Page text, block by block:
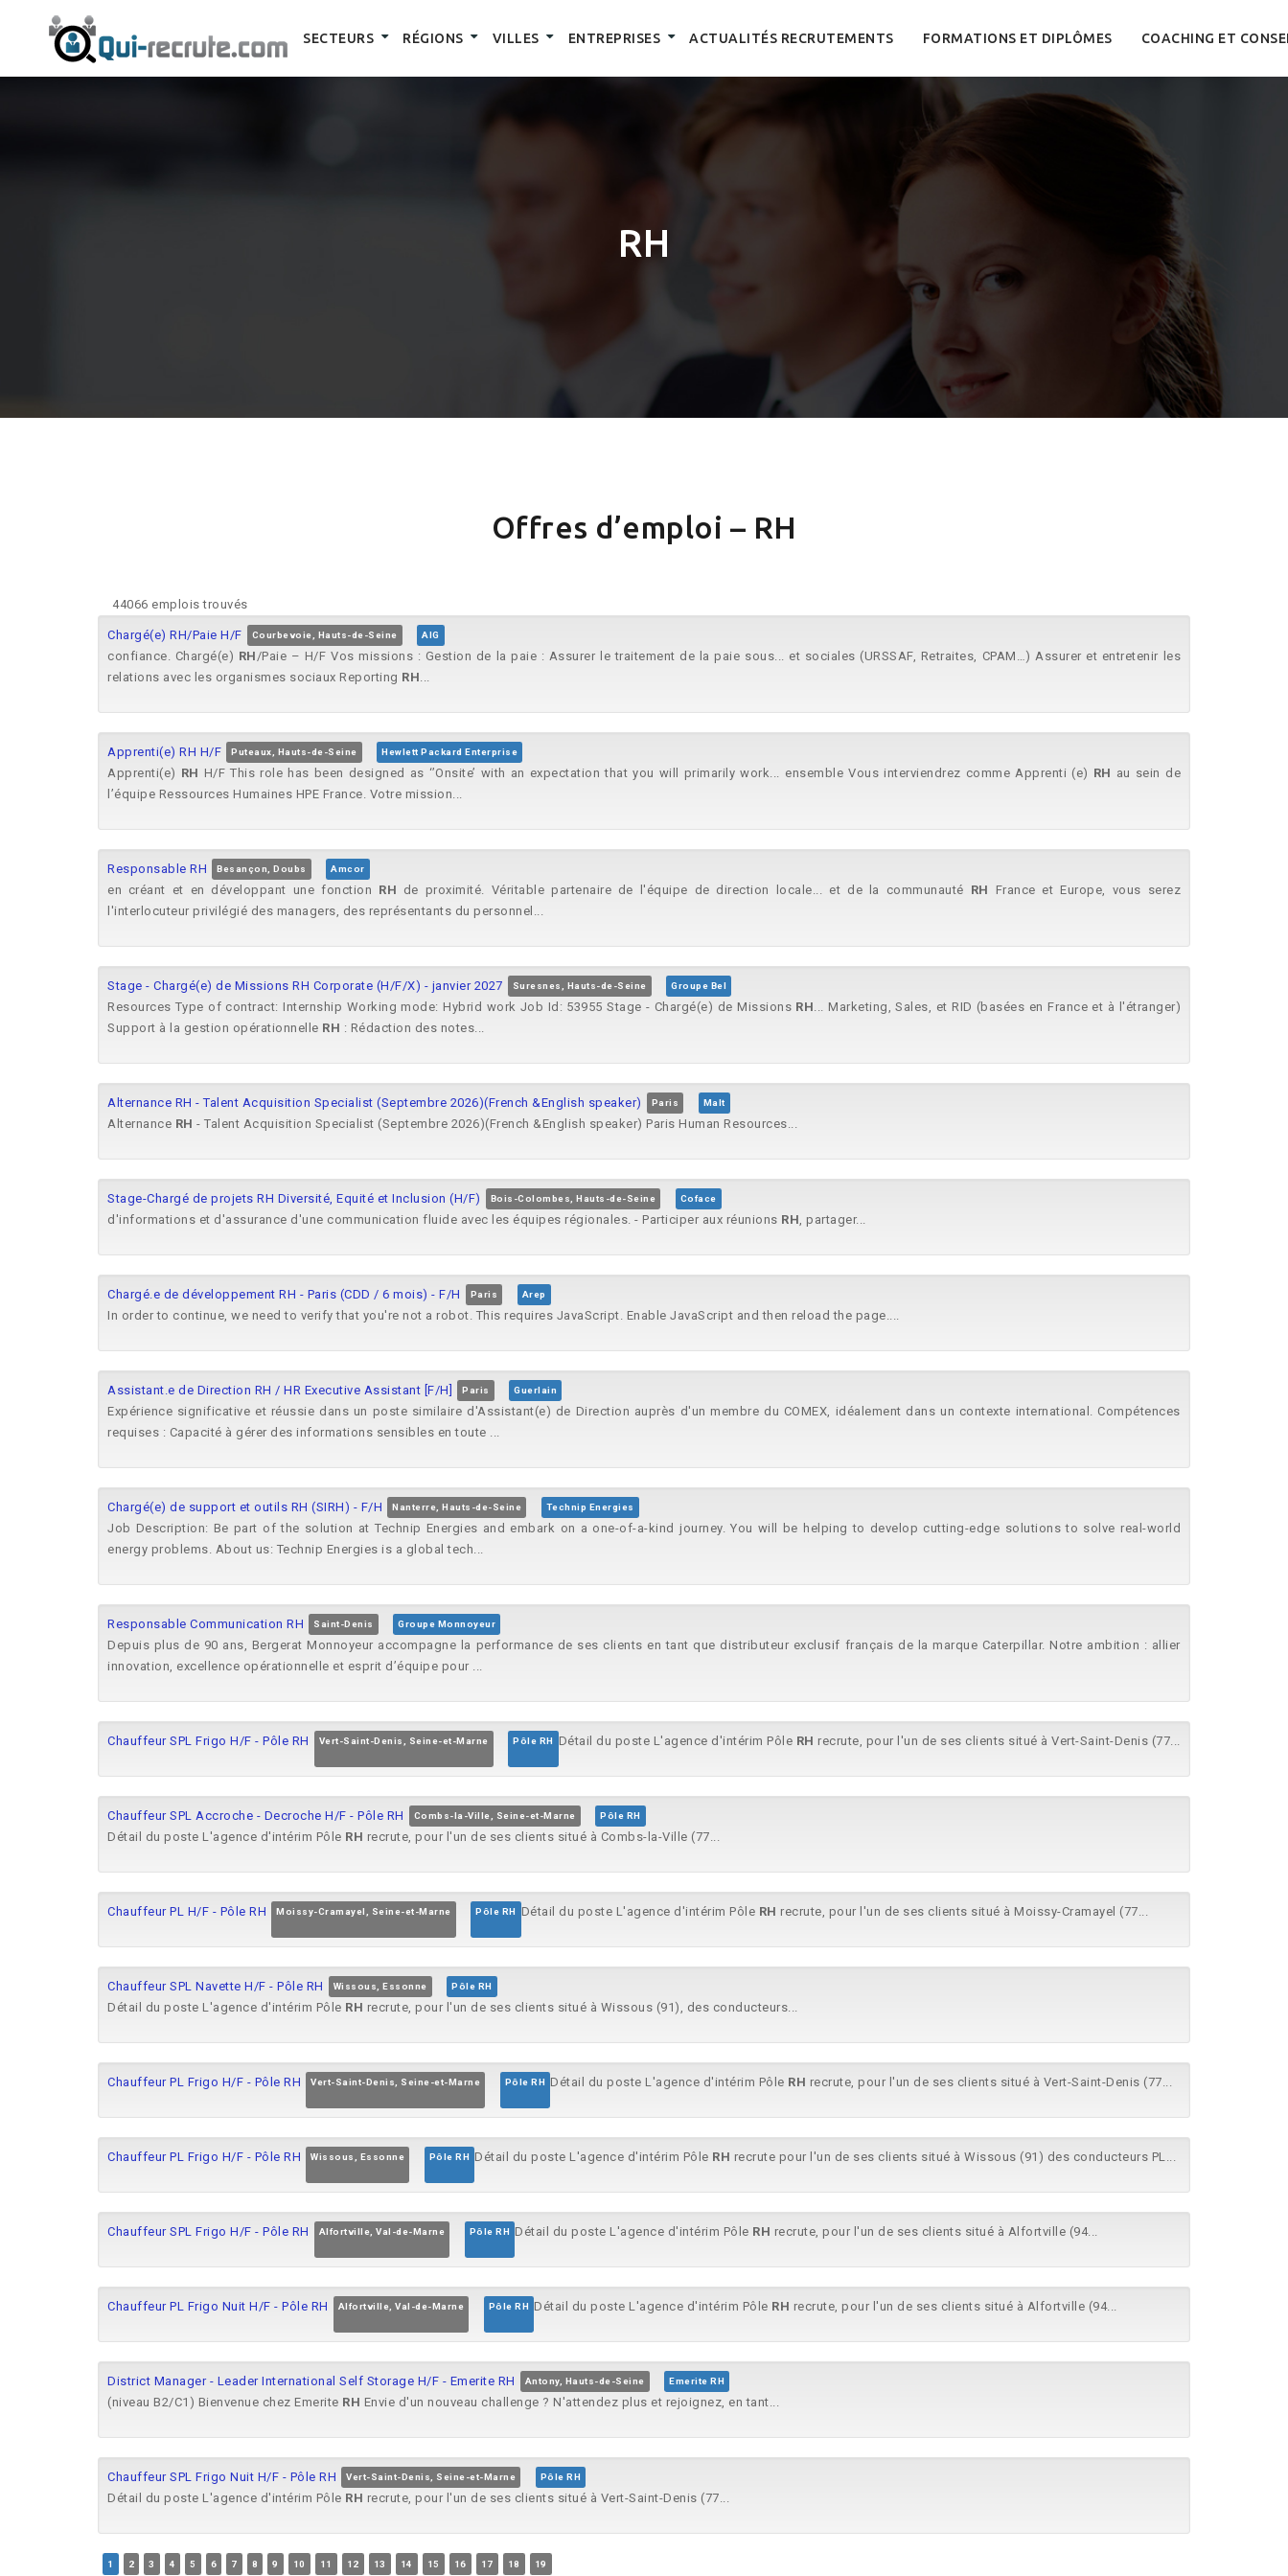
SECTEURS RÉGIONS VILLES ENTREPRISES ACTUALITÉS RECRUTEMENTS FORMATIONS ET DIPLÔMES COACHING ET
RH
Offres d’emploi – RH
44066 emplois trouvés
Chargé(e) RH/Paie H/F Courbevoie, Hauts-de-Seine AIG
confiance. Chargé(e) RH/Paie – H/F Vos missions : Gestion de la paie : Assurer le traitement de la paie sous... et sociales (URSSAF, Retraites, CPAM…) Assurer et entretenir les
relations avec les organismes sociaux Reporting RH...
Apprenti(e) RH H/F Puteaux, Hauts-de-Seine Hewlett Packard Enterprise
Apprenti(e) RH H/F This role has been designed as ‘’Onsite’ with an expectation that you will primarily work... ensemble Vous interviendrez comme Apprenti (e) RH au sein de
l’équipe Ressources Humaines HPE France. Votre mission...
Responsable RH Besançon, Doubs Amcor
en créant et en développant une fonction RH de proximité. Véritable partenaire de l'équipe de direction locale... et de la communauté RH
France et Europe, vous serez
l'interlocuteur privilégié des managers, des représentants du personnel...
Stage - Chargé(e) de Missions RH Corporate (H/F/X) - janvier 2027 Suresnes, Hauts-de-Seine Groupe Bel
Resources Type of contract: Internship Working mode: Hybrid work Job Id: 53955 Stage - Chargé(e) de Missions RH... Marketing, Sales, et RID (basées en France et à l'étranger)
Support à la gestion opérationnelle RH : Rédaction des notes...
Alternance RH - Talent Acquisition Specialist (Septembre 2026)(French &English speaker) Paris Malt
Alternance RH - Talent Acquisition Specialist (Septembre 2026)(French &English speaker) Paris Human Resources...
Stage-Chargé de projets RH Diversité, Equité et Inclusion (H/F) Bois-Colombes, Hauts-de-Seine Coface
d'informations et d'assurance d'une communication fluide avec les équipes régionales. - Participer aux réunions RH, partager...
Chargé.e de développement RH - Paris (CDD / 6 mois) - F/H Paris Arep
In order to continue, we need to verify that you're not a robot. This requires JavaScript. Enable JavaScript and then reload the page....
Assistant.e de Direction RH / HR Executive Assistant [F/H] Paris Guerlain
Expérience significative et réussie dans un poste similaire d'Assistant(e) de Direction auprès d'un membre du COMEX, idéalement dans un contexte international. Compétences
requises : Capacité à gérer des informations sensibles en toute ...
Chargé(e) de support et outils RH (SIRH) - F/H Nanterre, Hauts-de-Seine Technip Energies
Job Description: Be part of the solution at Technip Energies and embark on a one-of-a-kind journey. You will be helping to develop cutting-edge solutions to solve real-world
energy problems. About us: Technip Energies is a global tech...
Responsable Communication RH Saint-Denis Groupe Monnoyeur
Depuis plus de 90 ans, Bergerat Monnoyeur accompagne la performance de ses clients en tant que distributeur exclusif français de la marque Caterpillar. Notre ambition : allier
innovation, excellence opérationnelle et esprit d’équipe pour ...
Chauffeur SPL Frigo H/F - Pôle RH Vert-Saint-Denis, Seine-et-Marne Pôle RH Détail du poste L'agence d'intérim Pôle RH recrute, pour l'un de ses clients situé à Vert-Saint-Denis (77...
Chauffeur SPL Accroche - Decroche H/F - Pôle RH Combs-la-Ville, Seine-et-Marne Pôle RH
Détail du poste L'agence d'intérim Pôle RH recrute, pour l'un de ses clients situé à Combs-la-Ville (77...
Chauffeur PL H/F - Pôle RH Moissy-Cramayel, Seine-et-Marne Pôle RH Détail du poste L'agence d'intérim Pôle RH recrute, pour l'un de ses clients situé à Moissy-Cramayel (77...
Chauffeur SPL Navette H/F - Pôle RH Wissous, Essonne Pôle RH
Détail du poste L'agence d'intérim Pôle RH recrute, pour l'un de ses clients situé à Wissous (91), des conducteurs...
Chauffeur PL Frigo H/F - Pôle RH Vert-Saint-Denis, Seine-et-Marne Pôle RH Détail du poste L'agence d'intérim Pôle RH recrute, pour l'un de ses clients situé à Vert-Saint-Denis (77...
Chauffeur PL Frigo H/F - Pôle RH Wissous, Essonne Pôle RH Détail du poste L'agence d'intérim Pôle RH recrute pour l'un de ses clients situé à Wissous (91) des conducteurs PL...
Chauffeur SPL Frigo H/F - Pôle RH Alfortville, Val-de-Marne Pôle RH Détail du poste L'agence d'intérim Pôle RH recrute, pour l'un de ses clients situé à Alfortville (94...
Chauffeur PL Frigo Nuit H/F - Pôle RH Alfortville, Val-de-Marne Pôle RH Détail du poste L'agence d'intérim Pôle RH recrute, pour l'un de ses clients situé à Alfortville (94...
District Manager - Leader International Self Storage H/F - Emerite RH Antony, Hauts-de-Seine Emerite RH
(niveau B2/C1) Bienvenue chez Emerite RH Envie d'un nouveau challenge ? N'attendez plus et rejoignez, en tant...
Chauffeur SPL Frigo Nuit H/F - Pôle RH Vert-Saint-Denis, Seine-et-Marne Pôle RH
Détail du poste L'agence d'intérim Pôle RH recrute, pour l'un de ses clients situé à Vert-Saint-Denis (77...
1 2 3 4 5 6 7 8 9 10 11 12 13 14 15 16 17 18 19